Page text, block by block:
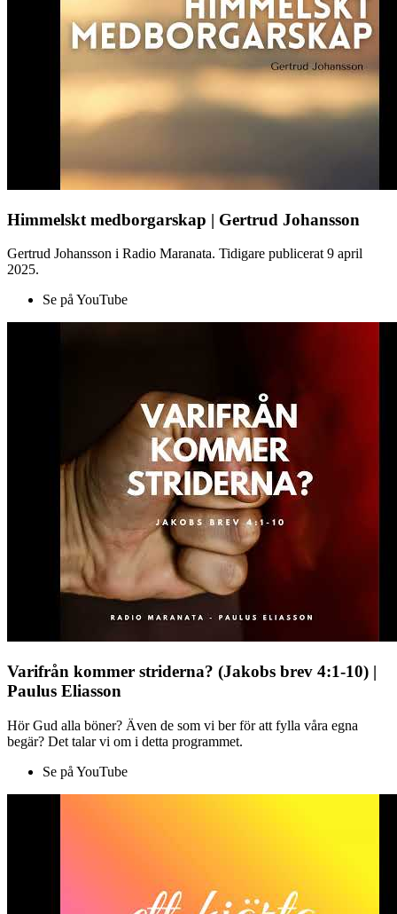
Himmelskt medborgarskap | Gertrud Johansson
Gertrud Johansson i Radio Maranata. Tidigare publicerat 9 april
2025.
Se på YouTube
Varifrån kommer striderna? (Jakobs brev 4:1-10) |
Paulus Eliasson
Hör Gud alla böner? Även de som vi ber för att fylla våra egna
begär? Det talar vi om i detta programmet.
Se på YouTube